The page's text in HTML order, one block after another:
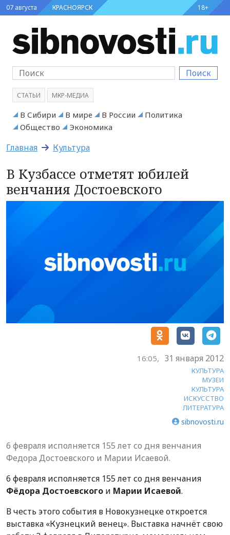
07 августа КРАСНОЯРСК 18+
Поиск
СТАТЬИ МКР-МЕДИА
В Сибири В мире В России
Политика
Общество
Экономика
Главная Культура
В Кузбассе отметят юбилей
венчания Достоевского
16:05, 31 января 2012
КУЛЬТУРА
МУЗЕИ
КУЛЬТУРА
ИСКУССТВО
ЛИТЕРАТУРА
sibnovosti.ru
6 февраля исполняется 155 лет со дня венчания
Федора Достоевского и Марии Исаевой.
6 февраля исполняется 155 лет со дня венчания
Фёдора Достоевского и Марии Исаевой.
В честь этого события в Новокузнецке откроется
выставка «Кузнецкий венец». Выставка начнёт свою